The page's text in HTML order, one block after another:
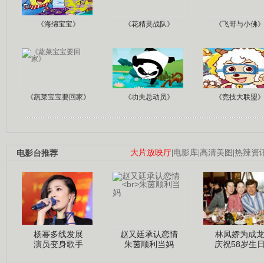
《海绵宝宝》 《花精灵战队》 《飞哥与小佛》
《蔬菜宝宝要回家》 《功夫总动员》 《竞技大联盟》
大片放映厅 电影库 高清美图 热辣资
电影台推荐
杨幂多线发展
演员变身歌手
赵又廷承认恋情
朱茵顺利当妈
林凤娇为成龙
庆祝58岁生